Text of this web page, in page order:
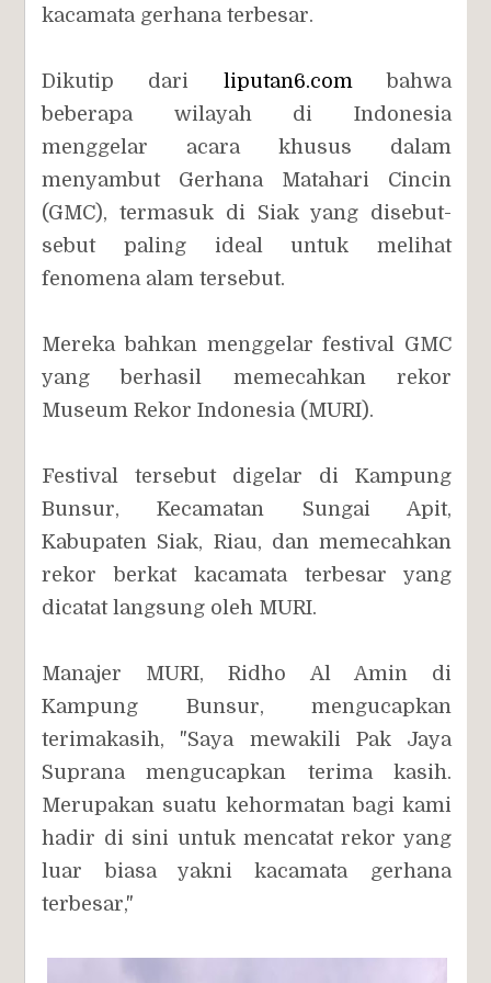
kacamata gerhana terbesar.
Dikutip dari liputan6.combahwa
beberapa wilayah di Indonesia
menggelar acara khusus dalam
menyambut Gerhana Matahari Cincin
(GMC), termasuk di Siak yang disebut-
sebut paling ideal untuk melihat
fenomena alam tersebut.
Mereka bahkan menggelar festival GMC
yang berhasil memecahkan rekor
Museum Rekor Indonesia (MURI).
Festival tersebut digelar di Kampung
Bunsur, Kecamatan Sungai Apit,
Kabupaten Siak, Riau, dan memecahkan
rekor berkat kacamata terbesar yang
dicatat langsung oleh MURI.
Manajer MURI, Ridho Al Amin di
Kampung Bunsur, mengucapkan
terimakasih, "Saya mewakili Pak Jaya
Suprana mengucapkan terima kasih.
Merupakan suatu kehormatan bagi kami
hadir di sini untuk mencatat rekor yang
luar biasa yakni kacamata gerhana
terbesar,"